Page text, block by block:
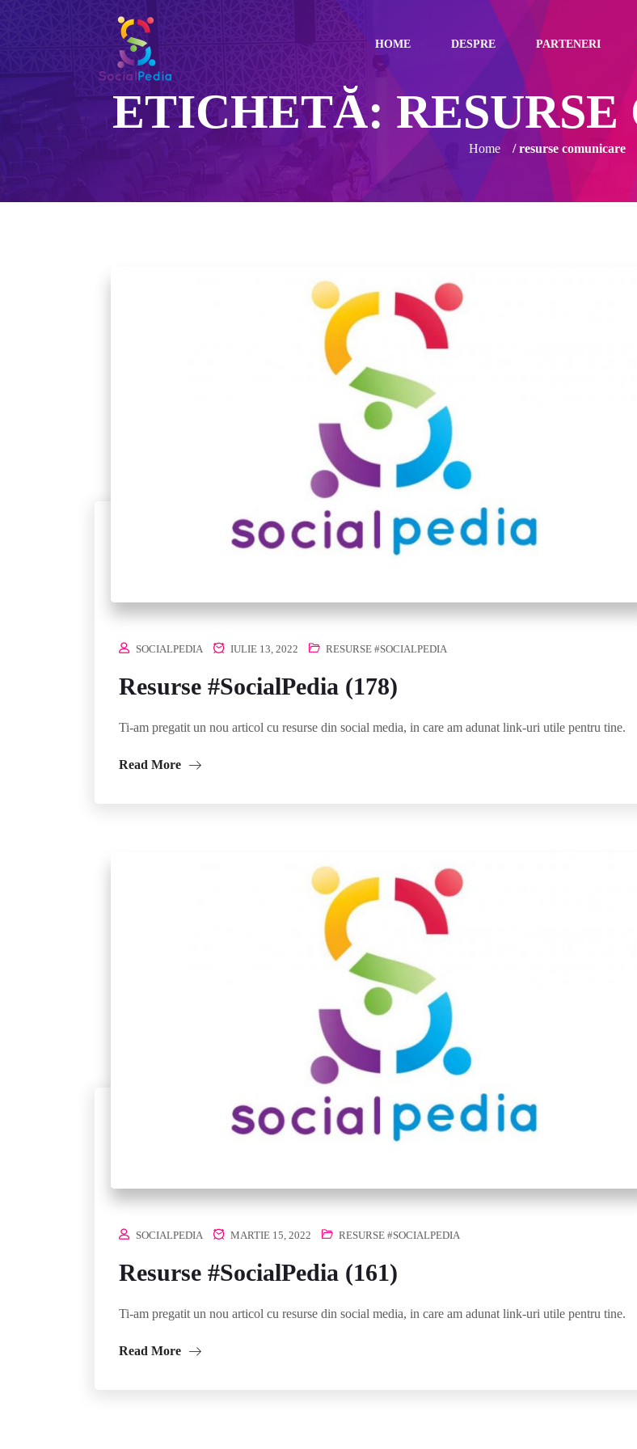
HOME DESPRE PARTENERI
ETICHETĂ:
Home / resurse comunicare
SOCIALPEDIA IULIE 13, 2022 RESURSE #SOCIALPEDIA
Resurse #SocialPedia (178)
Ti-am pregatit un nou articol cu resurse din social media, in care am adunat link-uri utile pentru tine.
Read More
SOCIALPEDIA MARTIE 15, 2022 RESURSE #SOCIALPEDIA
Resurse #SocialPedia (161)
Ti-am pregatit un nou articol cu resurse din social media, in care am adunat link-uri utile pentru tine.
Read More